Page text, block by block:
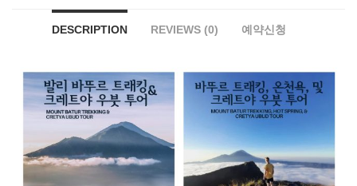
DESCRIPTION REVIEWS (0) 예약신청